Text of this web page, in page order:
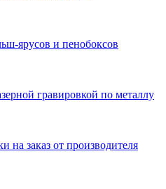
ярусов и пенобоксов
гравировкой по металлу
на заказ от производителя